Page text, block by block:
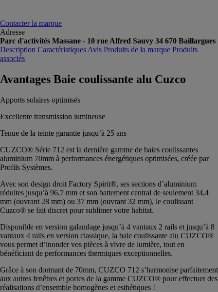
Contacter la marque
Adresse
Parc d'activités Massane - 10 rue Alfred Sauvy 34 670 Baillargues
Description Caractéristiques Avis Produits de la marque Produits
associés
Avantages Baie coulissante alu Cuzco
Apports solaires optimisés
Excellente transmission lumineuse
Tenue de la teinte garantie jusqu’à 25 ans
CUZCO® Série 712 est la dernière gamme de baies coulissantes
aluminium 70mm à performances énergétiques optimisées, créée par
Profils Systèmes.
Avec son design droit Factory Spirit®, ses sections d’aluminium
réduites jusqu’à 96,7 mm et son battement central de seulement 34,4
mm (ouvrant 28 mm) ou 37 mm (ouvrant 32 mm), le coulissant
Cuzco® se fait discret pour sublimer votre habitat.
Disponible en version galandage jusqu’à 4 vantaux 2 rails et jusqu’à 8
vantaux 4 rails en version classique, la baie coulissante alu CUZCO®
vous permet d’inonder vos pièces à vivre de lumière, tout en
bénéficiant de performances thermiques exceptionnelles.
Grâce à son dormant de 70mm, CUZCO 712 s’harmonise parfaitement
aux autres fenêtres et portes de la gamme CUZCO® pour effectuer des
réalisations d’ensemble homogènes et esthétiques !